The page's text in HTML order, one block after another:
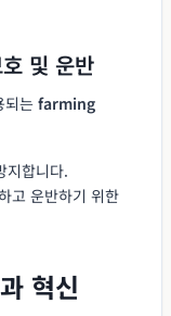
및 운반
되는 farming
지합니다.
고 운반하기 위한
혁신